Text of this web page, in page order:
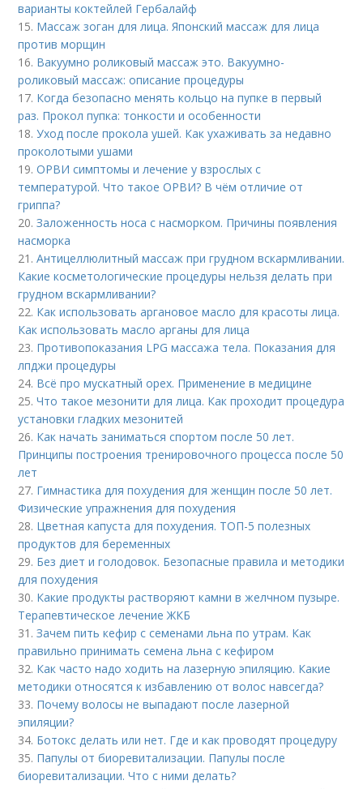
варианты коктейлей Гербалайф
15. Массаж зоган для лица. Японский массаж для лица
против морщин
16. Вакуумно роликовый массаж это. Вакуумно-
роликовый массаж: описание процедуры
17. Когда безопасно менять кольцо на пупке в первый
раз. Прокол пупка: тонкости и особенности
18.Уход после прокола ушей. Как ухаживать за недавно
проколотыми ушами
19.ОРВИ симптомы и лечение у взрослых с
температурой. Что такое ОРВИ? В чём отличие от
гриппа?
20.Заложенность носа с насморком. Причины появления
насморка
21.Антицеллюлитный массаж при грудном вскармливании.
Какие косметологические процедуры нельзя делать при
грудном вскармливании?
22. Как использовать аргановое масло для красоты лица.
Как использовать масло арганы для лица
23. Противопоказания LPG массажа тела. Показания для
лпджи процедуры
24. Всё про мускатный орех. Применение в медицине
25.Что такое мезонити для лица. Как проходит процедура
установки гладких мезонитей
26. Как начать заниматься спортом после 50 лет.
Принципы построения тренировочного процесса после 50
лет
27. Гимнастика для похудения для женщин после 50 лет.
Физические упражнения для похудения
28. Цветная капуста для похудения. ТОП-5 полезных
продуктов для беременных
29. Без диет и голодовок. Безопасные правила и методики
для похудения
30. Какие продукты растворяют камни в желчном пузыре.
Терапевтическое лечение ЖКБ
31.Зачем пить кефир с семенами льна по утрам. Как
правильно принимать семена льна с кефиром
32. Как часто надо ходить на лазерную эпиляцию. Какие
методики относятся к избавлению от волос навсегда?
33. Почему волосы не выпадают после лазерной
эпиляции?
34. Ботокс делать или нет. Где и как проводят процедуру
35. Папулы от биоревитализации. Папулы после
биоревитализации. Что с ними делать?